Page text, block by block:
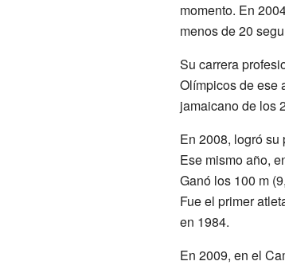
momento. En
menos de 20
Su carrera
Olímpicos de ese
jamaicano de los
En 2008, logró su
Ese mismo año,
Ganó los 100 m
Fue el primer
en 1984.
En 2009, en el